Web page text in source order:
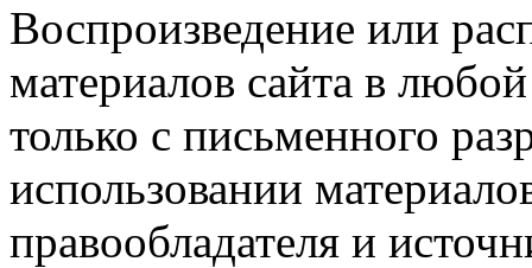
Воспроизведение или
материалов сайта в
только с письменного
использовании
правообладателя и